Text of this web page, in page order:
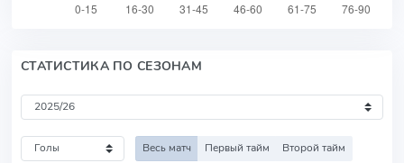
СТАТИСТИКА ПО СЕЗОНАМ
Весь матч Первый тайм Второй тайм